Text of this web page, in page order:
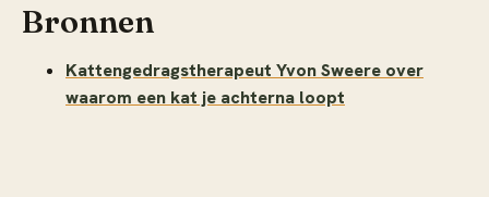
Bronnen
Kattengedragstherapeut Yvon Sweere over
waarom een kat je achterna loopt